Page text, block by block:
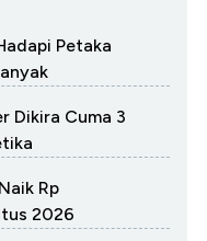
Petaka
Dikira Cuma 3
Rp
2026